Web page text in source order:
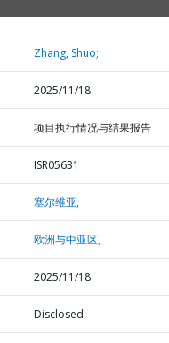
Zhang, Shuo;
2025/11/18
项目执行情况与结果报告
ISR05631
塞尔维亚,
欧洲与中亚区,
2025/11/18
Disclosed